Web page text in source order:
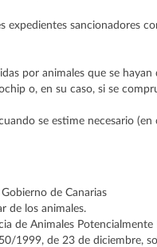
expedientes sancionadores
por animales que se
o, en su caso, si se
se estime necesario (en
de Canarias
de los animales.
de Animales Potencialmente
1999, de 23 de diciembre,